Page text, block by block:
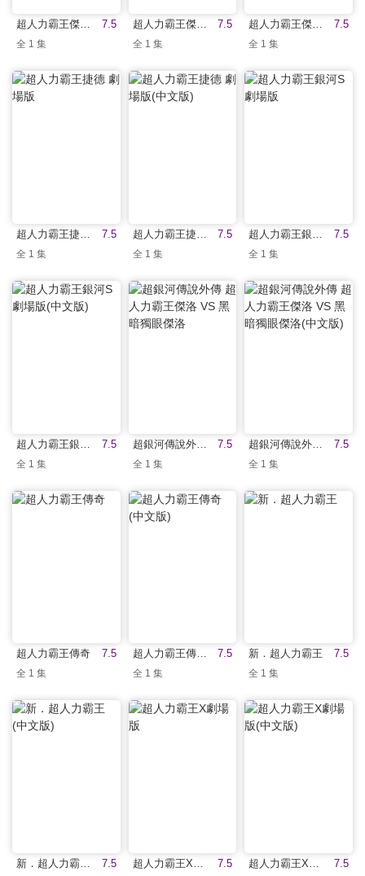
7.5
超人力霸王傑洛 THE MOVIE 超決戰！貝利爾銀河帝國(中文版)
全 1 集
7.5
超人力霸王傑洛 FIGHT
全 1 集
7.5
超人力霸王傑洛 FIGHT(中文版)
全 1 集
7.5
全 1 集
7.5
超人力霸王捷德 劇場版(中文版)
全 1 集
7.5
全 1 集
7.5
全 1 集
7.5
超銀河傳說外傳 超人力霸王傑洛 VS 黑暗獨眼傑洛
全 1 集
7.5
全 1 集
7.5
超人力霸王傳奇
全 1 集
7.5
超人力霸王傳奇(中文版)
全 1 集
7.5
新．超人力霸王
全 1 集
7.5 7.5 7.5